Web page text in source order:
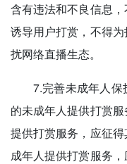
含有违法和不良信息
诱导用户打赏，不得
扰网络直播生态。
7.完善未成年人
的未成年人提供打赏
提供打赏服务，应征
成年人提供打赏服务